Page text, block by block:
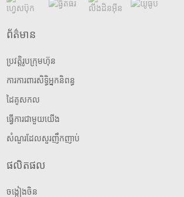
ព័ត៌មាន
ប្រវត្តិរូបក្រុមហ៊ុន
ការការពារសិទ្ធិអ្នកនិពន្ធ
ដៃគូសកល
ធ្វើការជាមួយយើង
សំណួរដែលសួរញឹកញាប់
ផលិតផល
ចង្កៀងចិន